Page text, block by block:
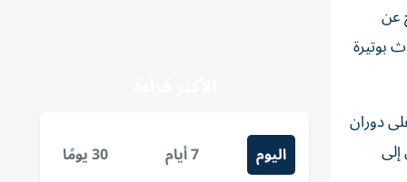
عن
التغيّر يحدث بوتيرة
دوران
اليوم 7 أيام 30 يومًا